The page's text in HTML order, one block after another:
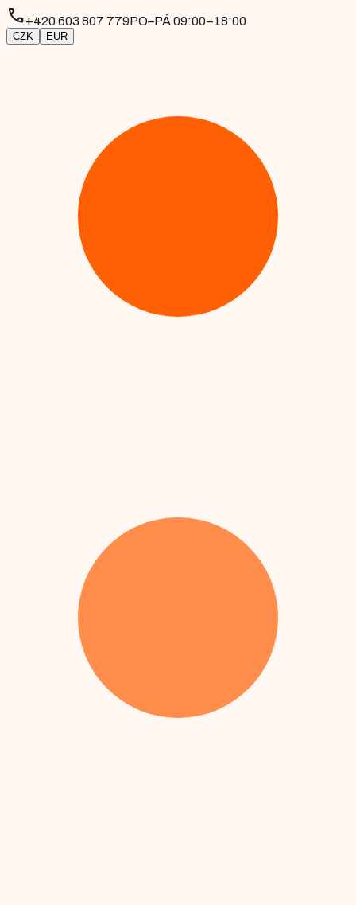
phone+420 603 807 779PO–PÁ 09:00–18:00
CZK EUR